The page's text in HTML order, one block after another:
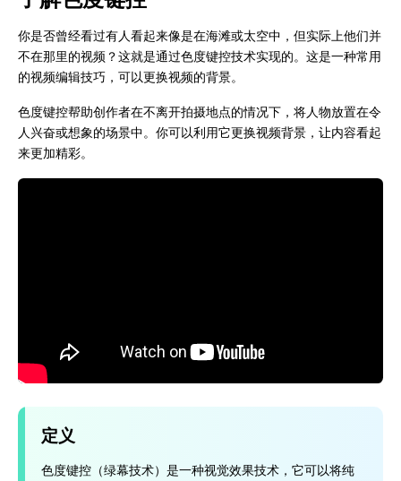
你是否曾经看过有人看起来像是在海滩或太空中，但实际上他们并
不在那里的视频？这就是通过色度键控技术实现的。这是一种常用
的视频编辑技巧，可以更换视频的背景。
色度键控帮助创作者在不离开拍摄地点的情况下，将人物放置在令
人兴奋或想象的场景中。你可以利用它更换视频背景，让内容看起
来更加精彩。
定义
色度键控（绿幕技术）是一种视觉效果技术，它可以将纯